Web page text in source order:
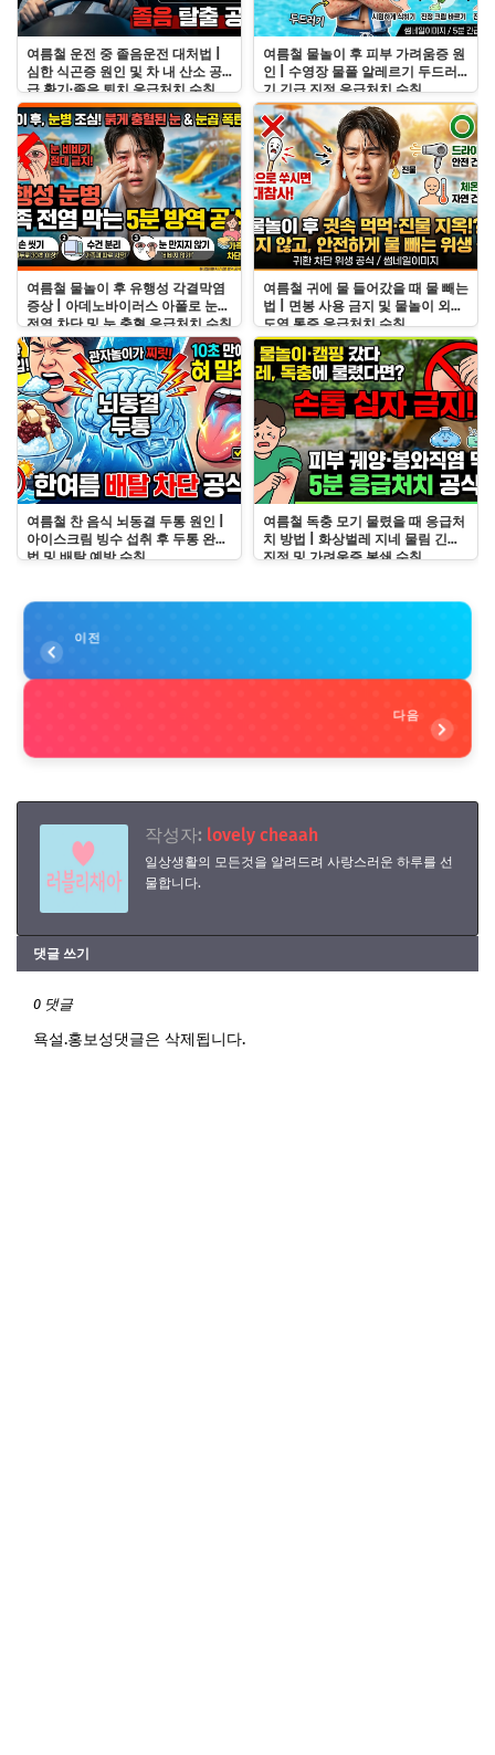
여름철 운전 중 졸음운전 대처법 |
심한 식곤증 원인 및 차 내 산소 공
급 환기·졸음 퇴치 응급처치 수칙
여름철 물놀이 후 피부 가려움증 원
인 | 수영장 물풀 알레르기 두드러
기 긴급 진정 응급처치 수칙
여름철 물놀이 후 유행성 각결막염
증상 | 아데노바이러스 아폴로 눈병
전염 차단 및 눈 충혈 응급처치 수칙
여름철 귀에 물 들어갔을 때 물 빼는
법 | 면봉 사용 금지 및 물놀이 외이
도염 통증 응급처치 수칙
여름철 찬 음식 뇌동결 두통 원인 |
아이스크림 빙수 섭취 후 두통 완화
법 및 배탈 예방 수칙
여름철 독충 모기 물렸을 때 응급처
치 방법 | 화상벌레 지네 물림 긴급
진정 및 가려움증 봉쇄 수칙
이전
다음
작성자: lovely cheaah
일상생활의 모든것을 알려드려 사랑스러운 하루를 선
물합니다.
댓글 쓰기
0 댓글
욕설.홍보성댓글은 삭제됩니다.